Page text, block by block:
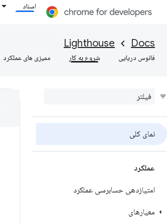
اسناد
Docs
Lighthouse
فانوس دریایی شروع به کار ممیزی های عملکرد
نمای کلی
عملکرد
امتیازدهی حسابرسی عملکرد
معیارهای